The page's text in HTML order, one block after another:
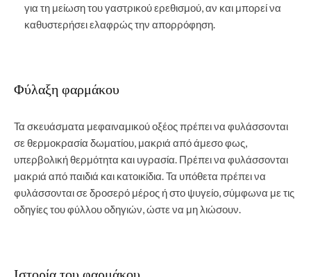
για τη μείωση του γαστρικού ερεθισμού, αν και μπορεί να
καθυστερήσει ελαφρώς την απορρόφηση.
Φύλαξη φαρμάκου
Τα σκευάσματα μεφαιναμικού οξέος πρέπει να φυλάσσονται
σε θερμοκρασία δωματίου, μακριά από άμεσο φως,
υπερβολική θερμότητα και υγρασία. Πρέπει να φυλάσσονται
μακριά από παιδιά και κατοικίδια. Τα υπόθετα πρέπει να
φυλάσσονται σε δροσερό μέρος ή στο ψυγείο, σύμφωνα με τις
οδηγίες του φύλλου οδηγιών, ώστε να μη λιώσουν.
Ιστορία του φαρμάκου